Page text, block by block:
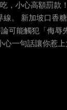
，小心高額罰款
線。 新加坡口
可能觸犯「侮辱
一句話讓你惹上